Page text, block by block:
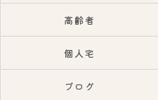
高齢者
個人宅
ブログ